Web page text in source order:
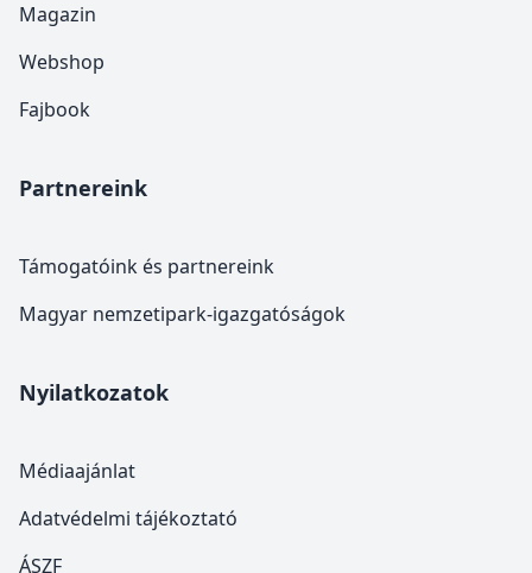
Magazin
Webshop
Fajbook
Partnereink
Támogatóink és partnereink
Magyar nemzetipark-igazgatóságok
Nyilatkozatok
Médiaajánlat
Adatvédelmi tájékoztató
ÁSZF